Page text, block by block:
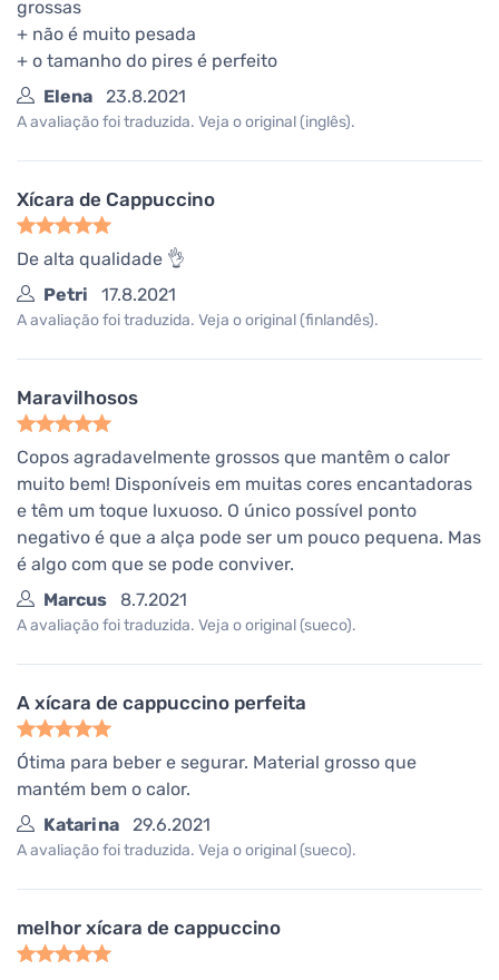
grossas
+ não é muito pesada
+ o tamanho do pires é perfeito
Elena
23.8.2021
A avaliação foi traduzida. Veja o original (inglês).
Xícara de Cappuccino
De alta qualidade 👌
Petri
17.8.2021
A avaliação foi traduzida. Veja o original (finlandês).
Maravilhosos
Copos agradavelmente grossos que mantêm o calor
muito bem! Disponíveis em muitas cores encantadoras
e têm um toque luxuoso. O único possível ponto
negativo é que a alça pode ser um pouco pequena. Mas
é algo com que se pode conviver.
Marcus
8.7.2021
A avaliação foi traduzida. Veja o original (sueco).
A xícara de cappuccino perfeita
Ótima para beber e segurar. Material grosso que
mantém bem o calor.
Katarina
29.6.2021
A avaliação foi traduzida. Veja o original (sueco).
melhor xícara de cappuccino